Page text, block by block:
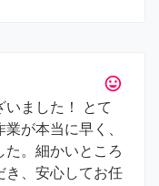
tag_faces
いました！ とて
が本当に早く、
た。細かいところ
き、安心してお任